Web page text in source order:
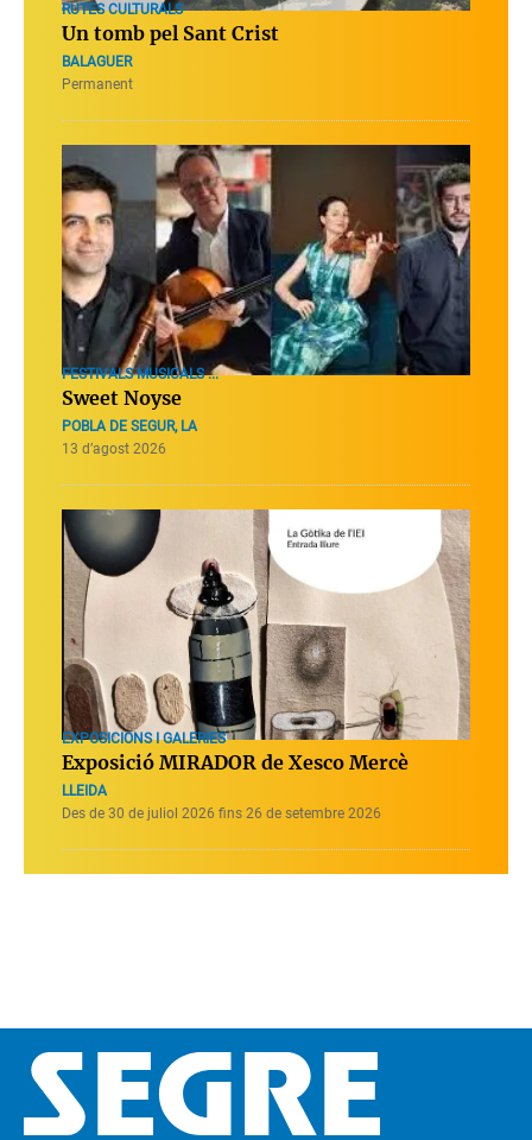
RUTES CULTURALS
Un tomb pel Sant Crist
BALAGUER
Permanent
FESTIVALS MUSICALS ...
Sweet Noyse
POBLA DE SEGUR, LA
13 d’agost 2026
EXPOSICIONS I GALERIES
Exposició MIRADOR de Xesco Mercè
LLEIDA
Des de 30 de juliol 2026 fins 26 de setembre 2026